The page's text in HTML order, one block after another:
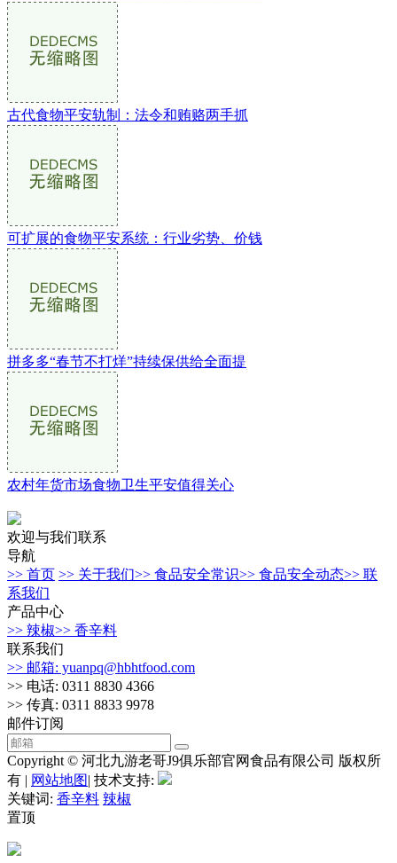
古代食物平安轨制：法令和贿赂两手抓
可扩展的食物平安系统：行业劣势、价钱
拼多多“春节不打烊”持续保供给全面提
农村年货市场食物卫生平安值得关心
欢迎与我们联系
导航
>> 首页 >> 关于我们>> 食品安全常识>> 食品安全动态>> 联
系我们
产品中心
>> 辣椒>> 香辛料
联系我们
>> 邮箱: yuanpq@hbhtfood.com
>> 电话: 0311 8830 4366
>> 传真: 0311 8833 9978
邮件订阅
Copyright © 河北九游老哥J9俱乐部官网食品有限公司 版权所
有 | 网站地图| 技术支持:
关键词: 香辛料 辣椒
置顶